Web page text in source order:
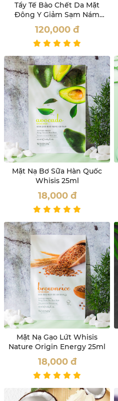
Tẩy Tế Bào Chết Da Mặt
Đông Y Giảm Sạm Nám
Whisis 120ml
120,000 đ
Mặt Nạ Bơ Sữa Hàn Quốc
Whisis 25ml
18,000 đ
Mặt Nạ Gạo Lứt Whisis
Nature Origin Energy 25ml
18,000 đ